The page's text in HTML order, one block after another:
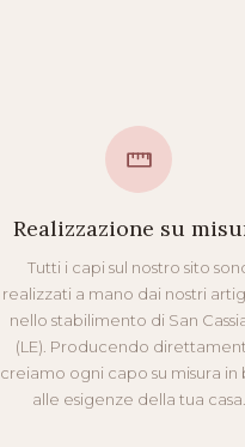
Realizzazione su
Tutti i capi sul nostro sito
realizzati a mano dai nostri
nello stabilimento di San
(LE). Producendo
creiamo ogni capo su misura in
alle esigenze della tua casa.